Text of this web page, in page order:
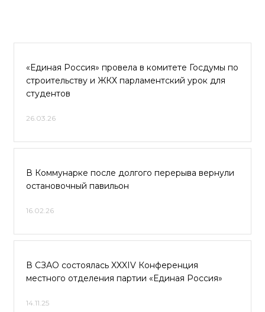
«Единая Россия» провела в комитете Госдумы по
строительству и ЖКХ парламентский урок для
студентов
26.03.26
В Коммунарке после долгого перерыва вернули
остановочный павильон
16.02.26
В СЗАО состоялась XXXIV Конференция
местного отделения партии «Единая Россия»
14.11.25